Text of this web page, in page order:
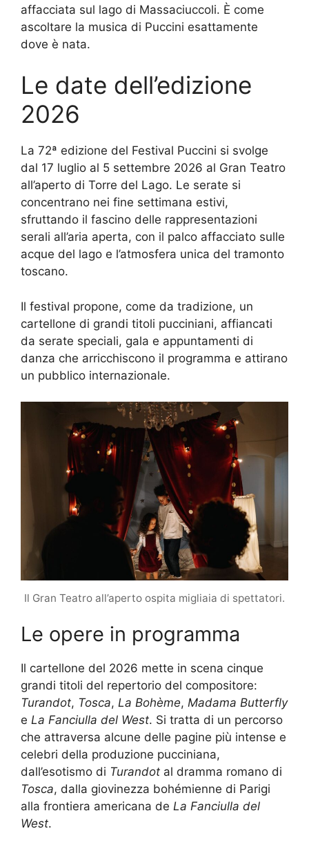
affacciata sul lago di Massaciuccoli. È come
ascoltare la musica di Puccini esattamente
dove è nata.
Le date dell’edizione
2026
La 72ª edizione del Festival Puccini si svolge
dal 17 luglio al 5 settembre 2026 al Gran Teatro
all’aperto di Torre del Lago. Le serate si
concentrano nei fine settimana estivi,
sfruttando il fascino delle rappresentazioni
serali all’aria aperta, con il palco affacciato sulle
acque del lago e l’atmosfera unica del tramonto
toscano.
Il festival propone, come da tradizione, un
cartellone di grandi titoli pucciniani, affiancati
da serate speciali, gala e appuntamenti di
danza che arricchiscono il programma e attirano
un pubblico internazionale.
Il Gran Teatro all’aperto ospita migliaia di spettatori.
Le opere in programma
Il cartellone del 2026 mette in scena cinque
grandi titoli del repertorio del compositore:
Turandot, Tosca, La Bohème, Madama Butterfly
e La Fanciulla del West. Si tratta di un percorso
che attraversa alcune delle pagine più intense e
celebri della produzione pucciniana,
dall’esotismo di Turandot al dramma romano di
Tosca, dalla giovinezza bohémienne di Parigi
alla frontiera americana de La Fanciulla del
West.